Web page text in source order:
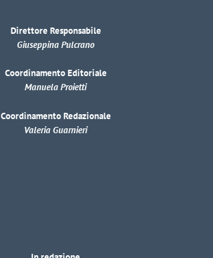
Direttore Responsabile
Giuseppina Pulcrano
Coordinamento Editoriale
Manuela Proietti
Coordinamento Redazionale
Valeria Guarnieri